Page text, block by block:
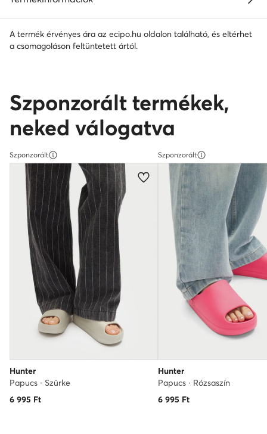
A termék érvényes ára az ecipo.hu oldalon található, és eltérhet
a csomagoláson feltüntetett ártól.
Szponzorált termékek,
neked válogatva
Szponzorált
Hunter
Papucs · Szürke
6 995 Ft
Szponzorált
Hunter
Papucs · Rózsaszín
6 995 Ft